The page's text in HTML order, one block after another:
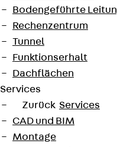
Bodengeführte
Rechenzentrum
Tunnel
Funktionserhalt
Dachflächen
Services
Zurück Services
CAD und BIM
Montage